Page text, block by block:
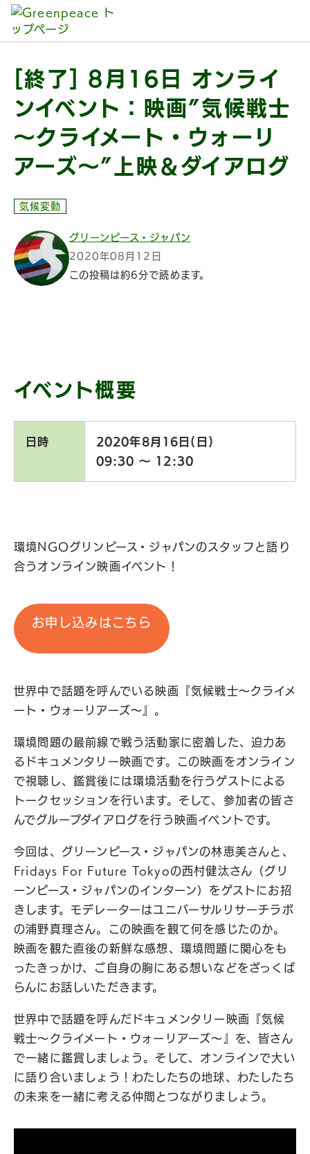
本文へ移動
[終了] 8月16日 オンライ
ンイベント：映画”気候戦士
～クライメート・ウォーリ
アーズ～”上映＆ダイアログ
気候変動
グリーンピース・ジャパン
2020年08月12日
この投稿は約6分で読めます。
イベント概要
日時
2020年8月16日(日)
09:30 〜 12:30
環境NGOグリンピース・ジャパンのスタッフと語り
合うオンライン映画イベント！
お申し込みはこちら
世界中で話題を呼んでいる映画『気候戦士～クライメ
ート・ウォーリアーズ～』。
環境問題の最前線で戦う活動家に密着した、迫力あ
るドキュメンタリー映画です。この映画をオンライン
で視聴し、鑑賞後には環境活動を行うゲストによる
トークセッションを行います。そして、参加者の皆さ
んでグループダイアログを行う映画イベントです。
今回は、グリーンピース・ジャパンの林恵美さんと、
Fridays For Future Tokyoの西村健汰さん（グリ
ーンピース・ジャパンのインターン）をゲストにお招
きします。モデレーターはユニバーサルリサーチラボ
の浦野真理さん。この映画を観て何を感じたのか。
映画を観た直後の新鮮な感想、環境問題に関心をも
ったきっかけ、ご自身の胸にある想いなどをざっくば
らんにお話しいただきます。
世界中で話題を呼んだドキュメンタリー映画『気候
戦士～クライメート・ウォーリアーズ～』を、皆さん
で一緒に鑑賞しましょう。そして、オンラインで大い
に語り合いましょう！わたしたちの地球、わたしたち
の未来を一緒に考える仲間とつながりましょう。